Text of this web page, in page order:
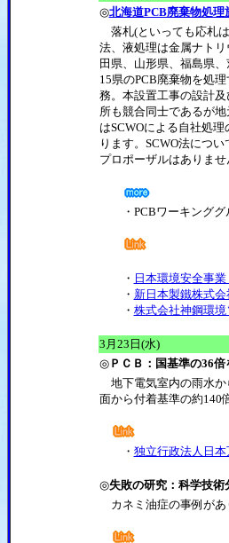
◎北海道PCB廃棄物処理
落札(といっても応札
法、液処理は金属ナト
田県、山形県、福島県
15県のPCB廃棄物を処
務。本設置工事の設計
所も競合同士であるが
はSCWOによる自社処
ります。SCWO法につ
プロポーザルはありませ
・PCBワーキング
・ 日本環境安全事業
・ 新日本製鐵株式
・ 株式会社神鋼環
3月23日(水)
◎ＰＣＢ：国基準の36
地下電気室内の雨水か
面から付着基準の約140
・ 独立行政法人日
◎失敗の研究：科学技術
カネミ油症の事例があ